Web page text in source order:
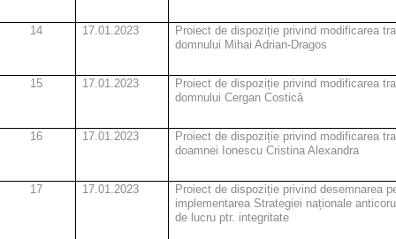
14 17.01.2023
Proiect de dispoziție privind modificarea
domnului Mihai Adrian-Dragos
15 17.01.2023
Proiect de dispoziție privind modificarea
domnului Cergan Costică
16 17.01.2023
Proiect de dispoziție privind modificarea
doamnei Ionescu Cristina Alexandra
17 17.01.2023
Proiect de dispoziție privind desemnarea
implementarea Strategiei naționale
de lucru ptr. integritate